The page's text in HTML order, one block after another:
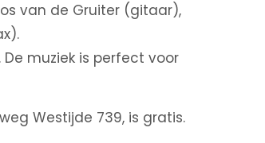
van de Gruiter (gitaar),
muziek is perfect voor
Westijde 739, is gratis.